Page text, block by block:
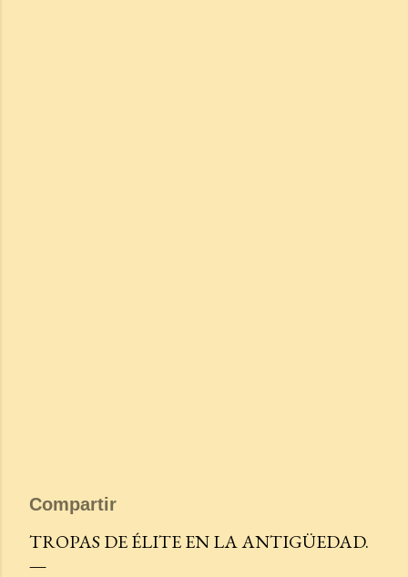
Compartir
TROPAS DE ÉLITE EN LA ANTIGÜEDAD.